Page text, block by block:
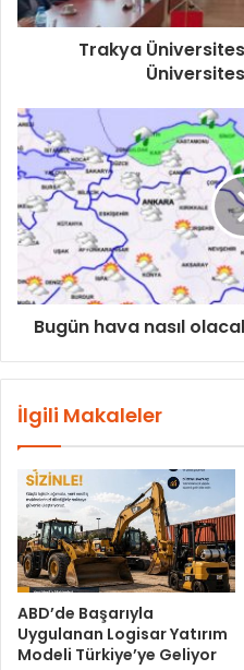
Trakya
Bugün hava nasıl
İlgili Makaleler
ABD’de Başarıyla
Uygulanan Logisar Yatırım
Modeli Türkiye’ye Geliyor